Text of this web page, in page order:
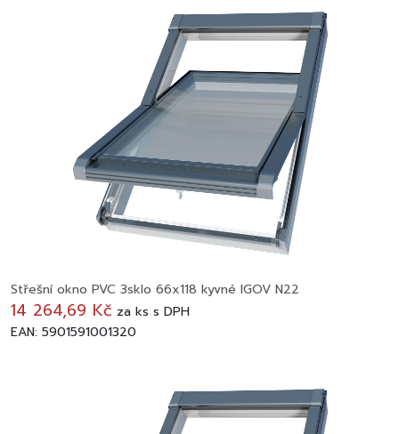
Střešní okno PVC 3sklo 66x118 kyvné IGOV N22
14 264,69 Kč za ks s DPH
EAN: 5901591001320